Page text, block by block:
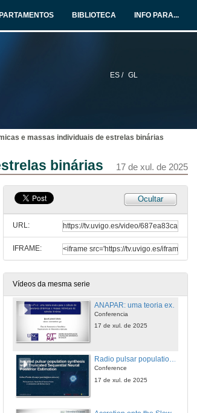
BIBLIOTECA INFO PARA...
ES / GL
e massas individuais de estrelas binárias
binárias 17 de xul. de 2025
Ocultar
URL:
IFRAME:
Vídeos da mesma serie
Abundancias coronais: a súa influencia na fotoevaporación de atmosferas exoplanetarias
17 de xul. de 2025
Análise topolóxica de datos aplicada á formación estelar
Conferencia
Decoding the lack of fast rotators in Cygnus OB2: 3D modelling of non-spherical massive stars
Conference
17 de xul. de 2025
Conferencia
17 de xul. de 2025
Radio pulsar population synthesis with consistent flux measurements using simulation-based inference
Conference
17 de xul. de 2025